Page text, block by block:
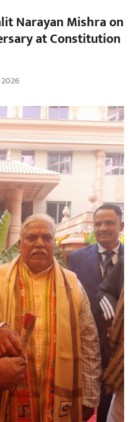
Narayan Mishra on
at Constitution